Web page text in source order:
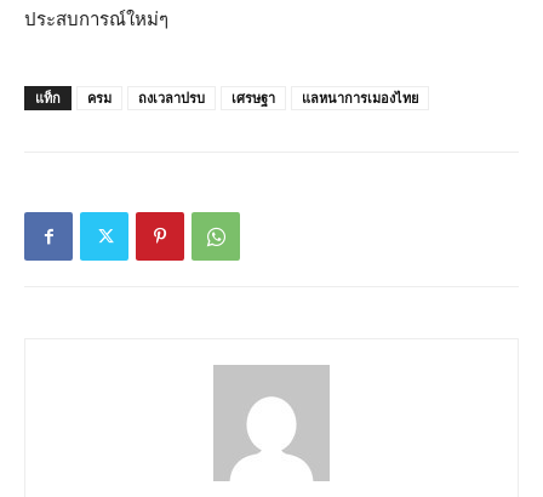
ประสบการณ์ใหม่ๆ
แท็ก ครม ถงเวลาปรบ เศรษฐา แลหนาการเมองไทย